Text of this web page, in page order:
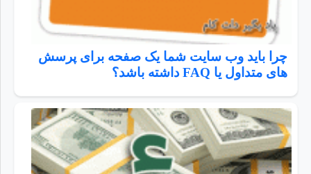
چرا باید وب سایت شما یک صفحه برای پرسش
های متداول یا FAQ داشته باشد؟